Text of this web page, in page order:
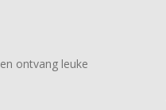
en ontvang leuke